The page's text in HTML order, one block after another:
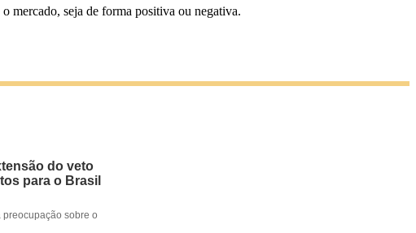
mercado, seja de forma positiva ou negativa.
do veto
para o Brasil
preocupação sobre o